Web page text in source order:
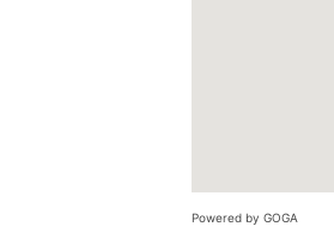
Powered by GOGA